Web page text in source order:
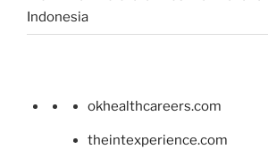
Indonesia
okhealthcareers.com
theintexperience.com